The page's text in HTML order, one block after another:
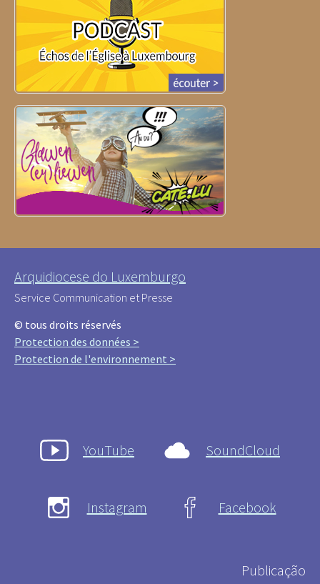
Arquidiocese do Luxemburgo
Service Communication et Presse
© tous droits réservés
Protection des données >
Protection de l'environnement >
YouTube SoundCloud
Instagram Facebook
Publicação